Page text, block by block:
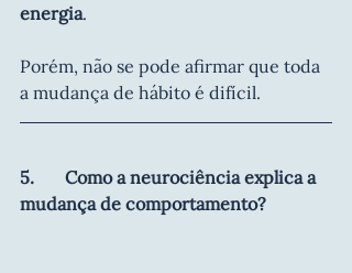
energia.
Porém, não se pode afirmar que toda
a mudança de hábito é difícil.
5.       Como a neurociência explica a
mudança de comportamento?